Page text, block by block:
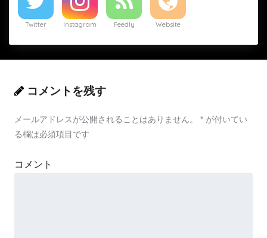
Twitter Instagram Feedly Website
コメントを残す
メールアドレスが公開されることはありません。 * が付いてい
る欄は必須項目です
コメント